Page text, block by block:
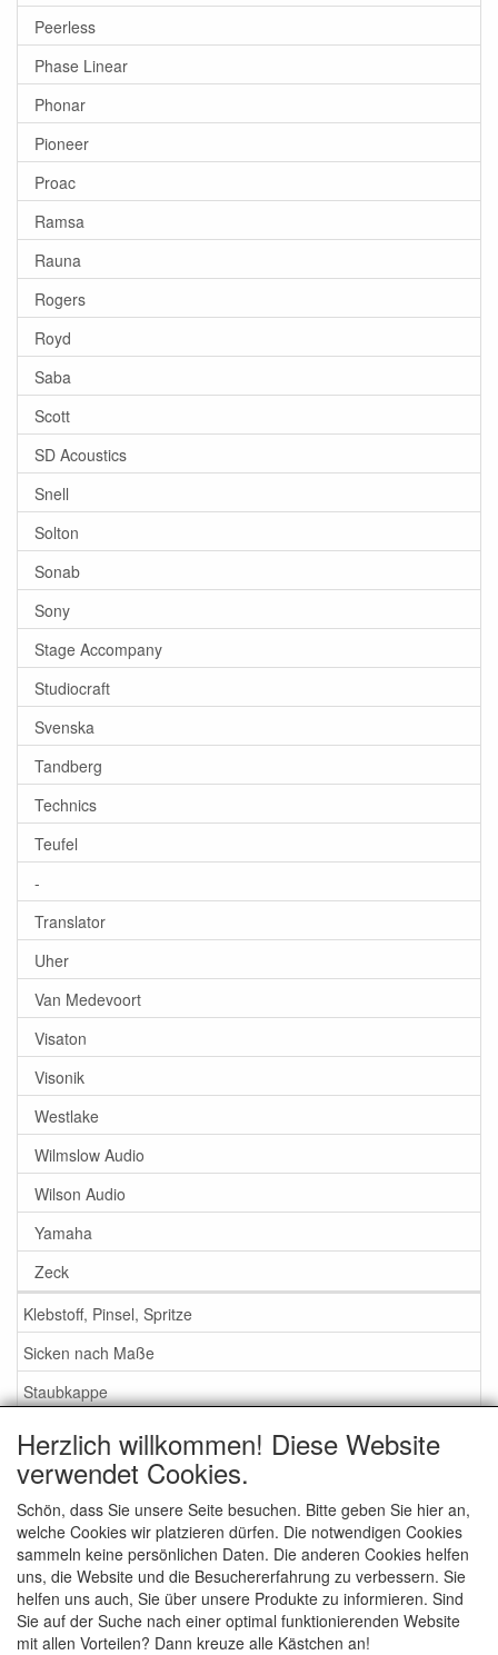
Peerless
Phase Linear
Phonar
Pioneer
Proac
Ramsa
Rauna
Rogers
Royd
Saba
Scott
SD Acoustics
Snell
Solton
Sonab
Sony
Stage Accompany
Studiocraft
Svenska
Tandberg
Technics
Teufel
-
Translator
Uher
Van Medevoort
Visaton
Visonik
Westlake
Wilmslow Audio
Wilson Audio
Yamaha
Zeck
Klebstoff, Pinsel, Spritze
Sicken nach Maße
Staubkappe
Service
Schaumstoff oder Gummi Sicken?
Wichtig bei Bestellung
Nachrichten
Herzlich willkommen! Diese Website
verwendet Cookies.
Schön, dass Sie unsere Seite besuchen. Bitte geben Sie hier an,
welche Cookies wir platzieren dürfen. Die notwendigen Cookies
sammeln keine persönlichen Daten. Die anderen Cookies helfen
uns, die Website und die Besuchererfahrung zu verbessern. Sie
helfen uns auch, Sie über unsere Produkte zu informieren. Sind
Sie auf der Suche nach einer optimal funktionierenden Website
mit allen Vorteilen? Dann kreuze alle Kästchen an!